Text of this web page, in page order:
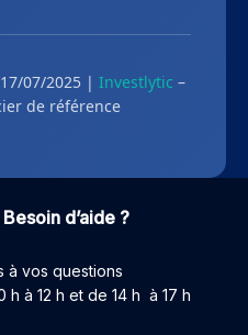
07/2025 | Investlytic –
de référence
d’aide ?
à vos questions
à 12 h et de 14 h à 17 h